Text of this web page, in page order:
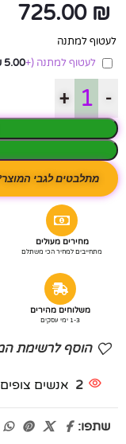
725.00 ₪
לעטוף למתנה
לעטוף למתנה (+
5.00
-
+
מתלבטים לגבי
מחירים מעולים
מתחייבים למחיר הכי משתלם
משלוחים מהירים
1-3 ימי עסקים
הוסף לרשימת
2 אנשים
שתפו: